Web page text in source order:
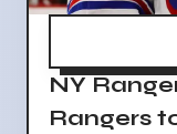
NY
Rangers